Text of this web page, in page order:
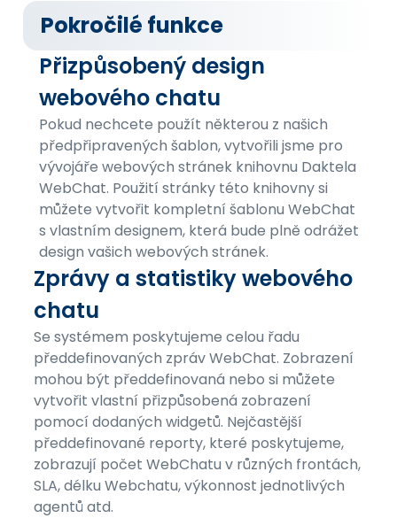
Pokročilé funkce
Přizpůsobený design
webového chatu
Pokud nechcete použít některou z našich
předpřipravených šablon, vytvořili jsme pro
vývojáře webových stránek knihovnu Daktela
WebChat. Použití stránky této knihovny si
můžete vytvořit kompletní šablonu WebChat
s vlastním designem, která bude plně odrážet
design vašich webových stránek.
Zprávy a statistiky webového
chatu
Se systémem poskytujeme celou řadu
předdefinovaných zpráv WebChat. Zobrazení
mohou být předdefinovaná nebo si můžete
vytvořit vlastní přizpůsobená zobrazení
pomocí dodaných widgetů. Nejčastější
předdefinované reporty, které poskytujeme,
zobrazují počet WebChatu v různých frontách,
SLA, délku Webchatu, výkonnost jednotlivých
agentů atd.